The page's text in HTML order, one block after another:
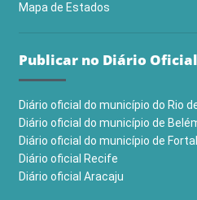
Mapa de Estados
Publicar no Diário
Diário oficial do município do Rio
Diário oficial do município de
Diário oficial do município de
Diário oficial Recife
Diário oficial Aracaju